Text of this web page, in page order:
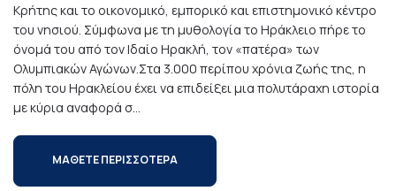
Κρήτης και το οικονομικό, εμπορικό και επιστημονικό κέντρο
του νησιού. Σύμφωνα με τη μυθολογία το Ηράκλειο πήρε το
όνομά του από τον Ιδαίο Ηρακλή, τον «πατέρα» των
Ολυμπιακών Αγώνων.Στα 3.000 περίπου χρόνια ζωής της, η
πόλη του Ηρακλείου έχει να επιδείξει μια πολυτάραχη ιστορία
με κύρια αναφορά σ...
ΜΑΘΕΤΕ ΠΕΡΙΣΣΟΤΕΡΑ